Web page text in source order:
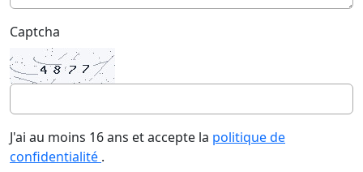
Captcha
J'ai au moins 16 ans et accepte la politique de
confidentialité .